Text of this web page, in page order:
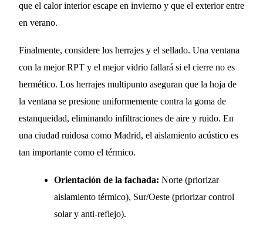
que el calor interior escape en invierno y que el exterior entre
en verano.
Finalmente, considere los herrajes y el sellado. Una ventana
con la mejor RPT y el mejor vidrio fallará si el cierre no es
hermético. Los herrajes multipunto aseguran que la hoja de
la ventana se presione uniformemente contra la goma de
estanqueidad, eliminando infiltraciones de aire y ruido. En
una ciudad ruidosa como Madrid, el aislamiento acústico es
tan importante como el térmico.
Orientación de la fachada: Norte (priorizar
aislamiento térmico), Sur/Oeste (priorizar control
solar y anti-reflejo).